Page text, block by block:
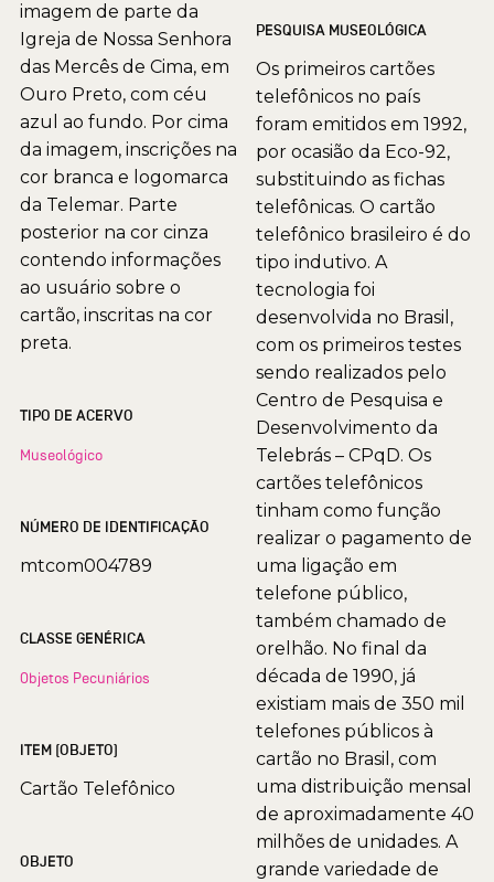
imagem de parte da
Igreja de Nossa Senhora
das Mercês de Cima, em
Ouro Preto, com céu
azul ao fundo. Por cima
da imagem, inscrições na
cor branca e logomarca
da Telemar. Parte
posterior na cor cinza
contendo informações
ao usuário sobre o
cartão, inscritas na cor
preta.
TIPO DE ACERVO
Museológico
NÚMERO DE IDENTIFICAÇÃO
mtcom004789
CLASSE GENÉRICA
Objetos Pecuniários
ITEM (OBJETO)
Cartão Telefônico
OBJETO
PESQUISA MUSEOLÓGICA
Os primeiros cartões
telefônicos no país
foram emitidos em 1992,
por ocasião da Eco-92,
substituindo as fichas
telefônicas. O cartão
telefônico brasileiro é do
tipo indutivo. A
tecnologia foi
desenvolvida no Brasil,
com os primeiros testes
sendo realizados pelo
Centro de Pesquisa e
Desenvolvimento da
Telebrás – CPqD. Os
cartões telefônicos
tinham como função
realizar o pagamento de
uma ligação em
telefone público,
também chamado de
orelhão. No final da
década de 1990, já
existiam mais de 350 mil
telefones públicos à
cartão no Brasil, com
uma distribuição mensal
de aproximadamente 40
milhões de unidades. A
grande variedade de